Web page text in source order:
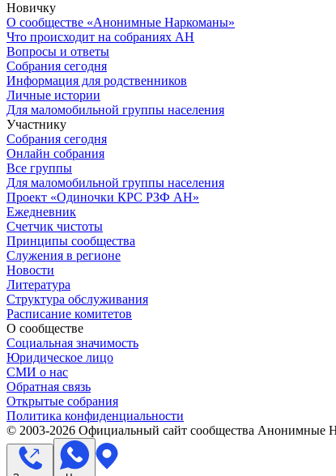
Новичку
О сообществе «Анонимные Наркоманы»
Что происходит на собраниях АН
Вопросы и ответы
Собрания сегодня
Информация для родственников
Личные истории
Для маломобильной группы населения
Участнику
Собрания сегодня
Онлайн собрания
Все группы
Для маломобильной группы населения
Проект «Одиночки КРС РЗФ АН»
Ежедневник
Счетчик чистоты
Принципы сообщества
Служения в регионе
Новости
Литература
Структура обслуживания
Расписание комитетов
О сообществе
Социальная значимость
Юридическое лицо
СМИ о нас
Обратная связь
Открытые собрания
Политика конфиденциальности
© 2003-2026 Официальный сайт сообщества Анонимные